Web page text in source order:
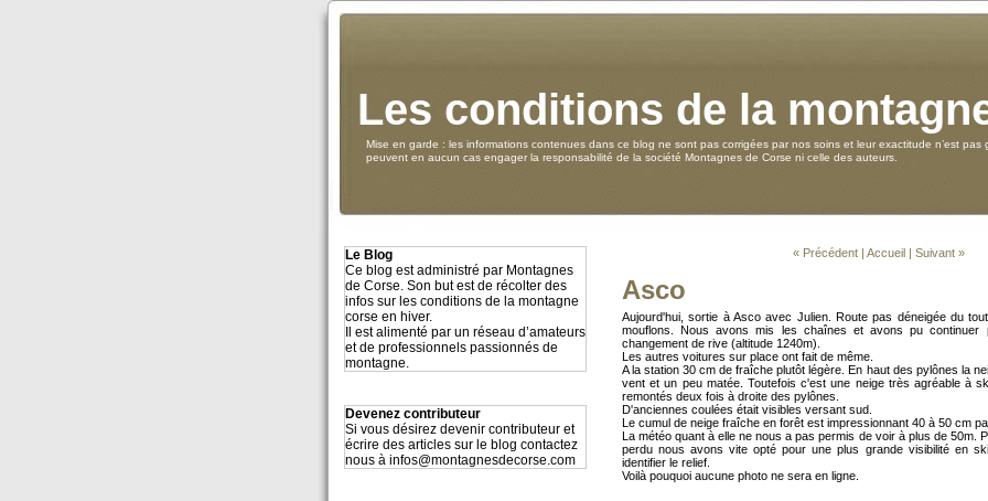
Les conditions de la
Mise en garde : les informations contenues dans ce blog ne sont pas corrigées par nos soins et leur exactitude n’est pas
peuvent en aucun cas engager la responsabilité de la société Montagnes de Corse ni celle des auteurs.
Le Blog
Ce blog est administré par Montagnes
de Corse. Son but est de récolter des
infos sur les conditions de la montagne
corse en hiver.
Il est alimenté par un réseau d’amateurs
et de professionnels passionnés de
montagne.
Devenez contributeur
Si vous désirez devenir contributeur et
écrire des articles sur le blog contactez
nous à infos@montagnesdecorse.com
« Précédent | Accueil | Suivant »
Asco
Aujourd'hui, sortie à Asco avec Julien. Route pas déneigée du
mouflons. Nous avons mis les chaînes et avons pu continuer
changement de rive (altitude 1240m).
Les autres voitures sur place ont fait de même.
A la station 30 cm de fraîche plutôt légère. En haut des pylônes la
vent et un peu matée. Toutefois c'est une neige très agréable à
remontés deux fois à droite des pylônes.
D'anciennes coulées était visibles versant sud.
Le cumul de neige fraîche en forêt est impressionnant 40 à 50 cm
La météo quant à elle ne nous a pas permis de voir à plus de 50m.
perdu nous avons vite opté pour une plus grande visibilité en
identifier le relief.
Voilà pouquoi aucune photo ne sera en ligne.